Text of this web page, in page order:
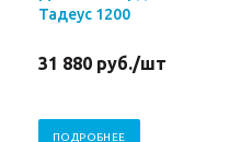
Тадеус 1200
31 880 руб./шт
ПОДРОБНЕЕ